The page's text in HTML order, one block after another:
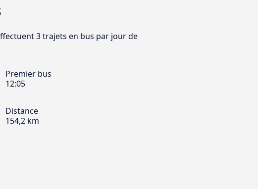
3 trajets en bus par jour de
Premier bus
12:05
Distance
154,2 km